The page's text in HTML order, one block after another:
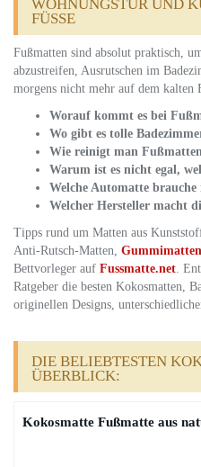
OHNUNGSTÜR UND
ÜSSE
Fußmatten sind absolut praktisch,
abzustreifen, Ausrutschen im
morgens nicht mehr auf dem kalten
Worauf kommt es bei
Wo gibt es tolle
Wie reinigt man
Warum ist es nicht egal,
Welche Automatte brauche
Welcher Hersteller macht
Tipps rund um Matten aus
Anti-Rutsch-Matten, Gummimatten
Bettvorleger auf Fussmatte.net.
Ratgeber die besten Kokosmatten,
originellen Designs,
DIE BELIEBTESTEN
ÜBERBLICK:
Kokosmatte Fußmatte aus